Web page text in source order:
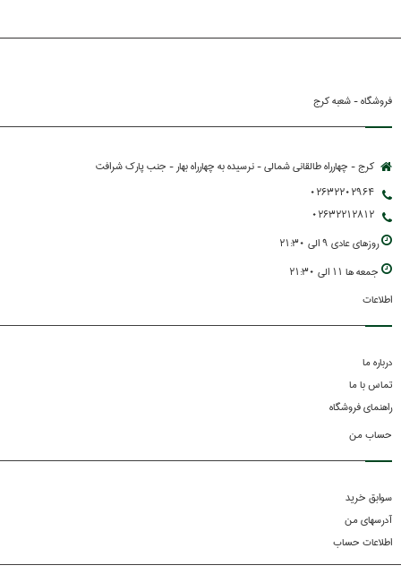
فروشگاه - شعبه کرج
کرج - چهارراه طالقانی شمالی - نرسیده به چهارراه بهار - جنب پارك شرافت
02632202964
02632212812
روزهاي عادي 9 الي 21:30
جمعه ها 11 الي 21:30
اطلاعات
درباره ما
تماس با ما
راهنمای فروشگاه
حساب من
سوابق خرید
آدرسهای من
اطلاعات حساب